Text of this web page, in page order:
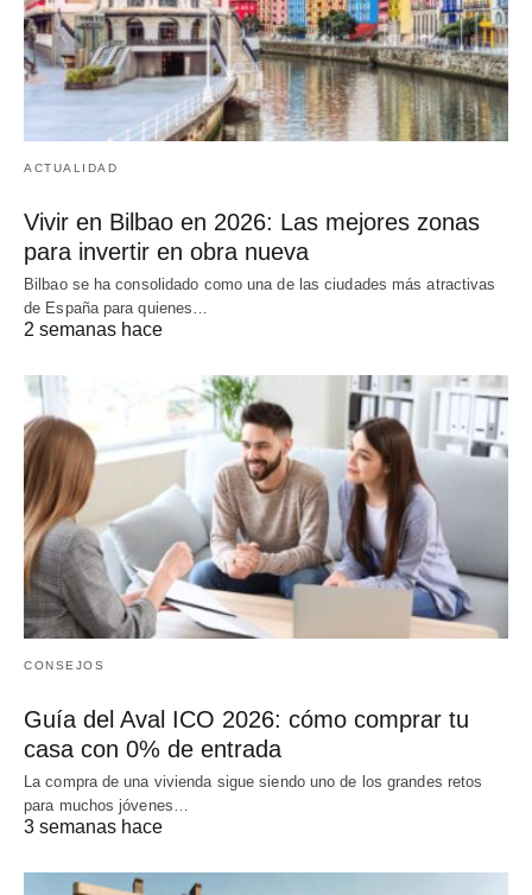
ACTUALIDAD
Vivir en Bilbao en 2026: Las mejores zonas
para invertir en obra nueva
Bilbao se ha consolidado como una de las ciudades más atractivas
de España para quienes…
2 semanas hace
CONSEJOS
Guía del Aval ICO 2026: cómo comprar tu
casa con 0% de entrada
La compra de una vivienda sigue siendo uno de los grandes retos
para muchos jóvenes…
3 semanas hace